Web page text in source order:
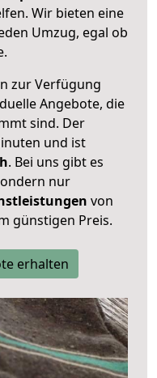
Wir bieten eine
Umzug, egal ob
zur Verfügung
Angebote, die
sind. Der
und ist
. Bei uns gibt es
nur
von
günstigen Preis.
erhalten